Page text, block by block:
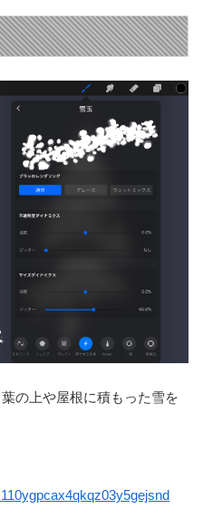
の上や屋根に積もった雪を